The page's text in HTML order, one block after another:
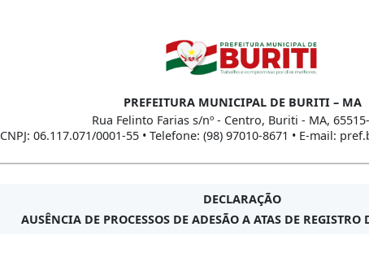
PREFEITURA MUNICIPAL DE BURITI – MA
Rua Felinto Farias s/nº - Centro, Buriti - MA,
CNPJ: 06.117.071/0001-55 • Telefone: (98) 97010-8671 • E-mail:
DECLARAÇÃO
AUSÊNCIA DE PROCESSOS DE ADESÃO A ATAS DE REGISTRO